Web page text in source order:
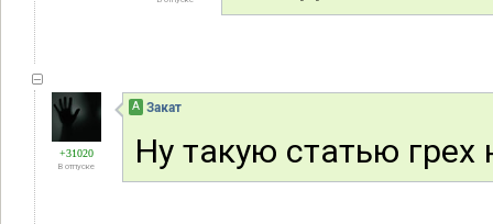
+31020
В отпуске
А Закат
Ну такую статью